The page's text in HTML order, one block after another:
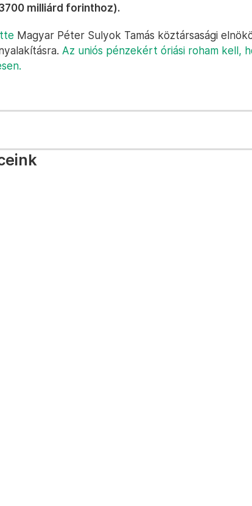
milliárd forinthoz).
Magyar Péter Sulyok Tamás köztársasági
Az uniós pénzekért óriási roham kell,